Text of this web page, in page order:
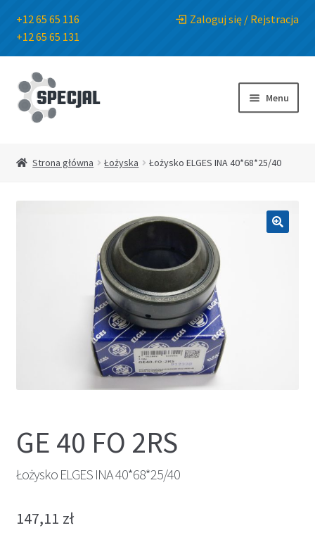
+12 65 65 116
+12 65 65 131
Zaloguj się / Rejstracja
Przejdź
do
nawigacji
Przejdź
do
treści
Menu
Strona główna Łożyska Łożysko ELGES INA 40*68*25/40
GE 40 FO 2RS
Łożysko ELGES INA 40*68*25/40
147,11 zł